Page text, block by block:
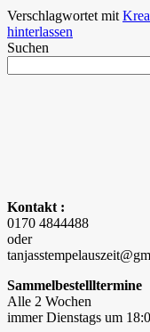
Verschlagwortet mit
hinterlassen
Suchen
Kontakt :
0170 4844488
oder
Sammelbestellltermine
Alle 2 Wochen
immer Dienstags um